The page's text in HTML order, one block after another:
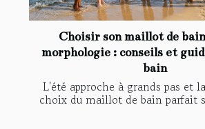
Choisir son maillot de
morphologie : conseils et
bain
L'été approche à grands pas et
choix du maillot de bain parfait